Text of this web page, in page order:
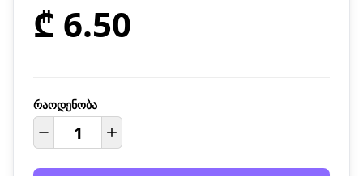
₾ 6.50
რაოდენობა